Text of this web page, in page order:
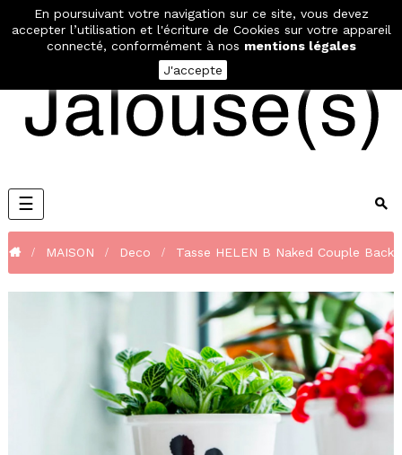
MON PANIER
Basculer
la
navigation
☰
MAISON Deco Tasse HELEN B Naked Couple Back
En poursuivant votre navigation sur ce site, vous devez
accepter l’utilisation et l'écriture de Cookies sur votre appareil
connecté, conformément à nos mentions légales
J'accepte